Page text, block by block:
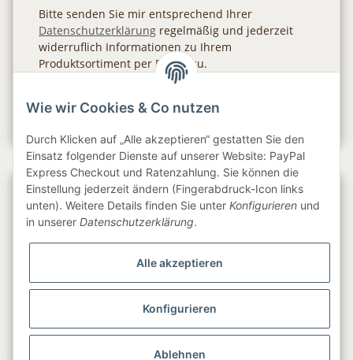
Bitte senden Sie mir entsprechend Ihrer
Datenschutzerklärung regelmäßig und jederzeit
widerruflich Informationen zu Ihrem
Produktsortiment per E-Mail zu.
Gesetzliche Informationen
Wie wir Cookies & Co nutzen
Durch Klicken auf „Alle akzeptieren“ gestatten Sie den
Einsatz folgender Dienste auf unserer Website: PayPal
Express Checkout und Ratenzahlung. Sie können die
Einstellung jederzeit ändern (Fingerabdruck-Icon links
unten). Weitere Details finden Sie unter Konfigurieren und
in unserer Datenschutzerklärung.
Alle akzeptieren
Konfigurieren
Ablehnen